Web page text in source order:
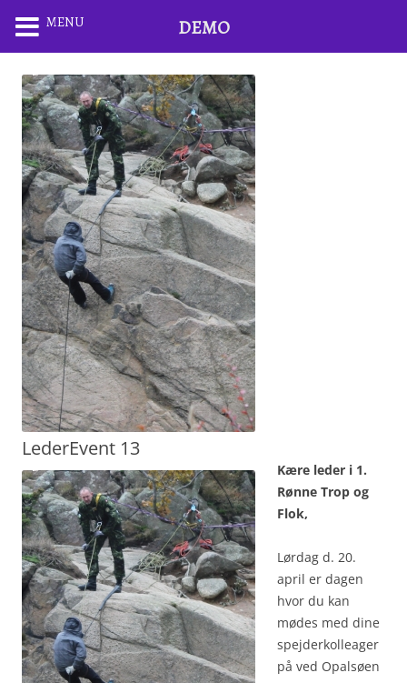
LederEvent 13
Kære leder i 1.
Rønne Trop og
Flok,
Lørdag d. 20.
april er dagen
hvor du kan
mødes med dine
spejderkolleager
på ved Opalsøen
MENU DEMO